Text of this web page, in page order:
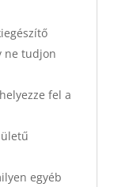
ne tudjon
fel a
egyéb